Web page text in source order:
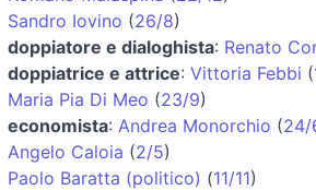
Sandro Iovino (26/8)
doppiatore e dialoghista: Renato
doppiatrice e attrice: Vittoria Febbi (
Maria Pia Di Meo (23/9)
economista: Andrea Monorchio (24/
Angelo Caloia (2/5)
Paolo Baratta (politico) (11/11)